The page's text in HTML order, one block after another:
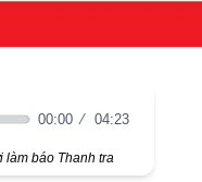
00:00 04:23
làm báo Thanh tra